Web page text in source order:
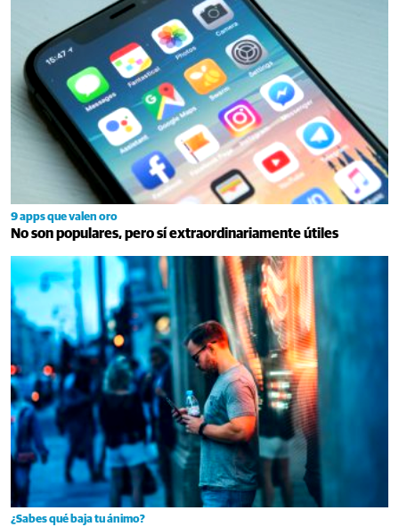
9 apps que valen oro
No son populares, pero sí extraordinariamente útiles
¿Sabes qué baja tu ánimo?